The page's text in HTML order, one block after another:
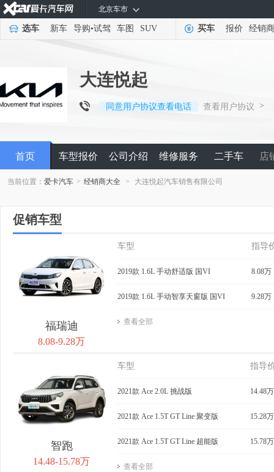
北京车市
选车 新车 导购•试驾 车图 SUV 买车 报价 经销商
大连悦起
同意用户协议查看电话 查看用户协议 >
首页 车型报价 公司介绍 维修服务 二手车 店
当前位置：爱卡汽车 > 经销商大全 > 大连悦起汽车销售有限公司
促销车型
福瑞迪
8.08-9.28万
车型 指导
2019款 1.6L 手动舒适版 国VI 8.08万
2019款 1.6L 手动智享天窗版 国VI 9.28万
查看全部
智跑
14.48-15.78万
车型 指导
2021款 Ace 2.0L 挑战版 14.48万
2021款 Ace 1.5T GT Line 聚变版 15.28万
2021款 Ace 1.5T GT Line 超能版 15.78万
查看全部